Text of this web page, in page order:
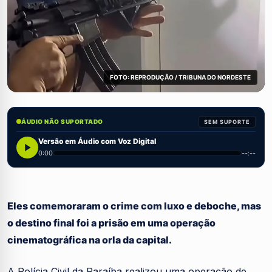
FOTO: REPRODUÇÃO / TRIBUNA DO NORDESTE
ÁUDIO NÃO SUPORTADO SEM SUPORTE
Versão em Áudio com Voz Digital
0:00 --:--
Eles comemoraram o crime com luxo e deboche, mas
o destino final foi a prisão em uma operação
cinematográfica na orla da capital.